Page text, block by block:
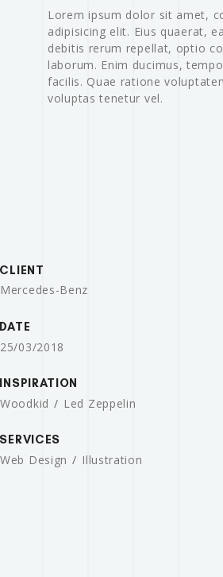
Lorem ipsum dolor sit amet,
adipisicing elit. Eius quaerat,
debitis rerum repellat, optio
laborum. Enim ducimus,
facilis. Quae ratione
voluptas tenetur vel.
CLIENT
Mercedes-Benz
DATE
25/03/2018
INSPIRATION
Woodkid Led Zeppelin
SERVICES
Web Design Illustration